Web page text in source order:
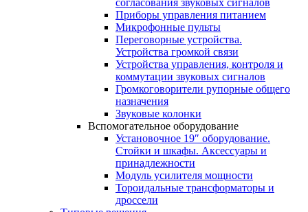
согласования звуковых сигналов
Приборы управления питанием
Микрофонные пульты
Переговорные устройства.
Устройства громкой связи
Устройства управления, контроля и
коммутации звуковых сигналов
Громкоговорители рупорные общего
назначения
Звуковые колонки
Вспомогательное оборудование
Установочное 19″ оборудование.
Стойки и шкафы. Аксессуары и
принадлежности
Модуль усилителя мощности
Тороидальные трансформаторы и
дроссели